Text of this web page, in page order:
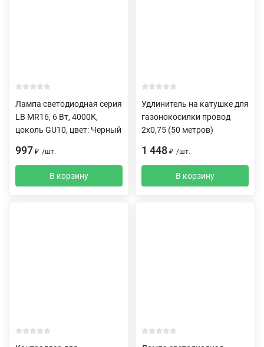
Лампа светодиодная серия
LB MR16, 6 Вт, 4000К,
цоколь GU10, цвет: Черный
997 ₽ /шт.
В корзину
Удлинитель на катушке для
газонокосилки провод
2х0,75 (50 метров)
1 448 ₽ /шт.
В корзину